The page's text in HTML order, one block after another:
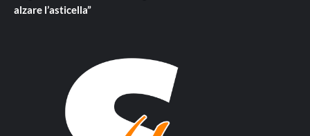
alzare l’asticella”